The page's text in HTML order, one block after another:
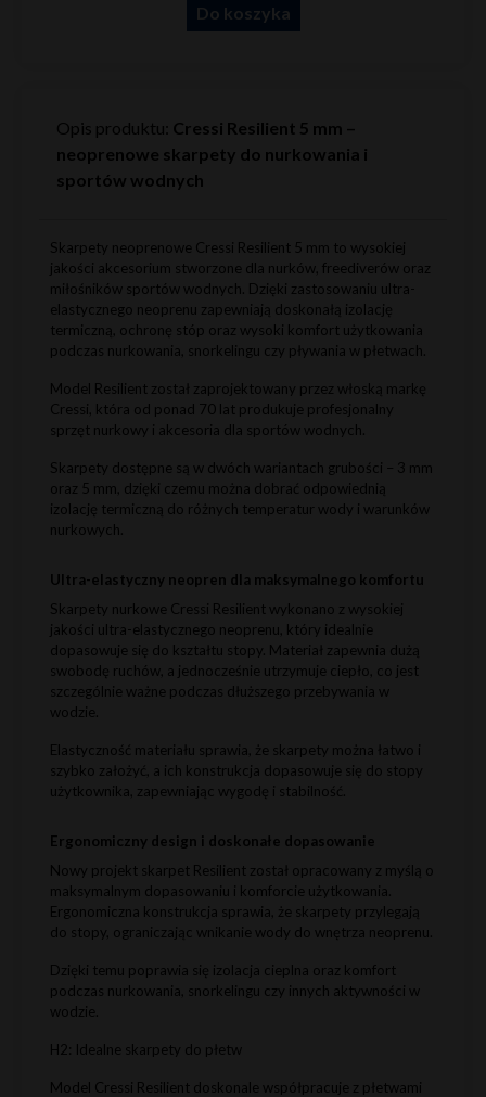
Do koszyka
Opis produktu: Cressi Resilient 5 mm –
neoprenowe skarpety do nurkowania i
sportów wodnych
Skarpety neoprenowe Cressi Resilient 5 mm to wysokiej
jakości akcesorium stworzone dla nurków, freediverów oraz
miłośników sportów wodnych. Dzięki zastosowaniu ultra-
elastycznego neoprenu zapewniają doskonałą izolację
termiczną, ochronę stóp oraz wysoki komfort użytkowania
podczas nurkowania, snorkelingu czy pływania w płetwach.
Model Resilient został zaprojektowany przez włoską markę
Cressi, która od ponad 70 lat produkuje profesjonalny
sprzęt nurkowy i akcesoria dla sportów wodnych.
Skarpety dostępne są w dwóch wariantach grubości – 3 mm
oraz 5 mm, dzięki czemu można dobrać odpowiednią
izolację termiczną do różnych temperatur wody i warunków
nurkowych.
Ultra-elastyczny neopren dla maksymalnego komfortu
Skarpety nurkowe Cressi Resilient wykonano z wysokiej
jakości ultra-elastycznego neoprenu, który idealnie
dopasowuje się do kształtu stopy. Materiał zapewnia dużą
swobodę ruchów, a jednocześnie utrzymuje ciepło, co jest
szczególnie ważne podczas dłuższego przebywania w
wodzie.
Elastyczność materiału sprawia, że skarpety można łatwo i
szybko założyć, a ich konstrukcja dopasowuje się do stopy
użytkownika, zapewniając wygodę i stabilność.
Ergonomiczny design i doskonałe dopasowanie
Nowy projekt skarpet Resilient został opracowany z myślą o
maksymalnym dopasowaniu i komforcie użytkowania.
Ergonomiczna konstrukcja sprawia, że skarpety przylegają
do stopy, ograniczając wnikanie wody do wnętrza neoprenu.
Dzięki temu poprawia się izolacja cieplna oraz komfort
podczas nurkowania, snorkelingu czy innych aktywności w
wodzie.
H2: Idealne skarpety do płetw
Model Cressi Resilient doskonale współpracuje z płetwami